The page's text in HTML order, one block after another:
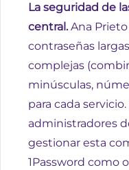
La seguridad de
central.Ana Prieto
contraseñas
complejas
minúsculas,
para cada
administradores
gestionar esta
1Password como